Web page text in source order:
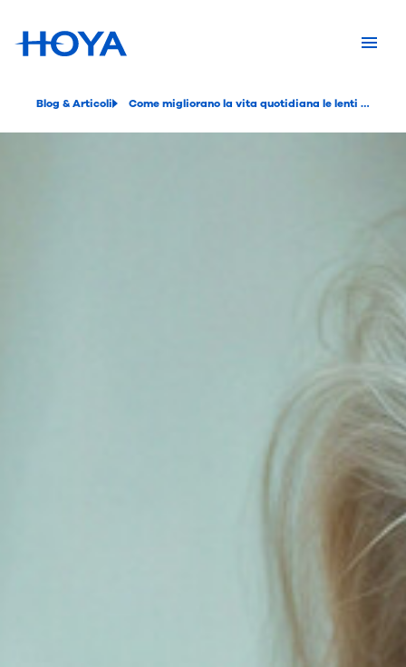
Blog & Articoli Come migliorano la vita quotidiana le lenti progressive